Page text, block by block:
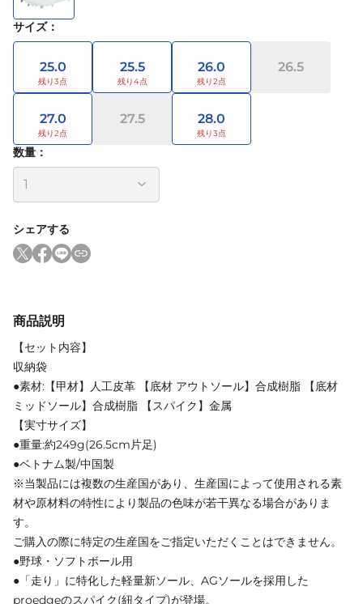
サイズ：
25.0 25.5 26.0 26.5
27.0 27.5 28.0
数量：
シェアする
商品説明
【セット内容】
収納袋
●素材:【甲材】人工皮革 【底材 アウトソール】合成樹脂 【底材
ミッドソール】合成樹脂 【スパイク】金属
【実寸サイズ】
●重量:約249g(26.5cm片足)
●ベトナム製/中国製
※当製品には複数の生産国があり、生産国によって使用される素
材や原材料の特性により製品の色味が若干異なる場合がありま
す。
ご購入の際に特定の生産国をご指定いただくことはできません。
●野球・ソフトボール用
●「走り」に特化した軽量新ソール、AGソールを採用した
proedgeのスパイク(紐タイプ)が登場。